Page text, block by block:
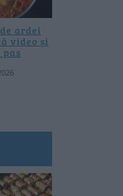
ardei
video și
pas